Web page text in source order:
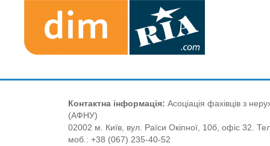
Контактна інформація: Асоціація фахівців з
(АФНУ)
02002 м. Київ, вул. Раїси Окіпної, 10б, офіс 32.
моб.: +38 (067) 235-40-52